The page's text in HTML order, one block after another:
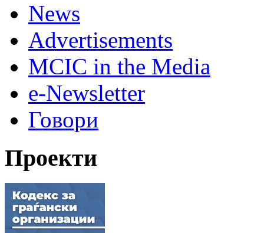
News
Advertisements
MCIC in the Media
e-Newsletter
Говори
Проекти